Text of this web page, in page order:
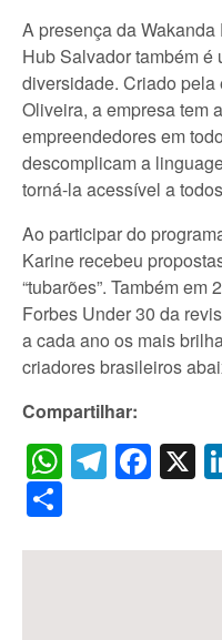
A presença da
Hub Salvador também
diversidade. Criado
Oliveira, a empresa tem
empreendedores em
descomplicam a
torná-la acessível a
Ao participar do
Karine recebeu
“tubarões”. Também
Forbes Under 30 da
a cada ano os mais
criadores brasileiros
Compartilhar:
X